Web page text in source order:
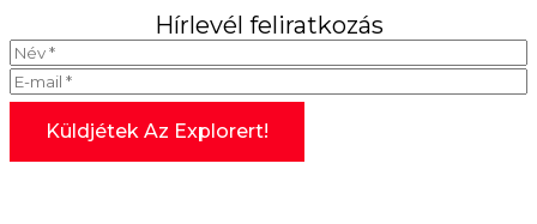
Hírlevél feliratkozás